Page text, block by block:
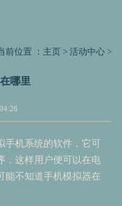
前位置 ： 主页 > 活动中心 >
哪里
机系统的软件，它可
，这样用户便可以在电
能不知道手机模拟器在